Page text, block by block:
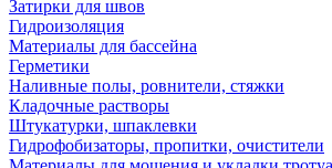
Затирки для швов
Гидроизоляция
Материалы для бассейна
Герметики
Наливные полы, ровнители, стяжки
Кладочные растворы
Штукатурки, шпаклевки
Гидрофобизаторы, пропитки, очистители